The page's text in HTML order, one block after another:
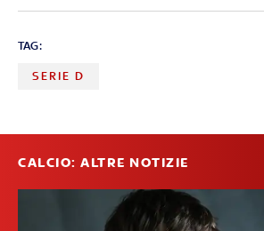
TAG:
SERIE D
CALCIO: ALTRE NOTIZIE